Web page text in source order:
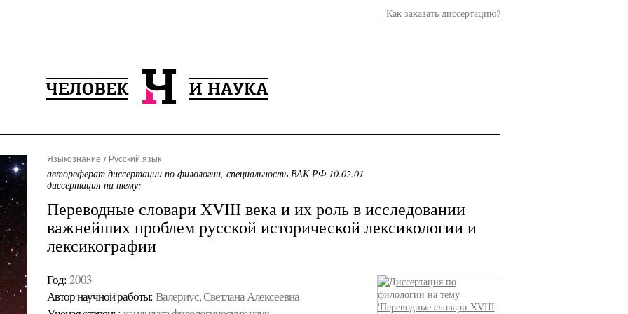
Как заказать диссертацию?
Языкознание Русский язык
автореферат диссертации по филологии, специальность ВАК РФ 10.02.01
диссертация на тему:
Переводные словари XVIII века и их роль в исследовании
важнейших проблем русской исторической лексикологии и
лексикографии
Год: 2003
Автор научной работы: Валериус, Светлана Алексеевна